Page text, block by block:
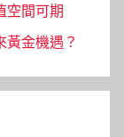
空間可期
黃金機遇？